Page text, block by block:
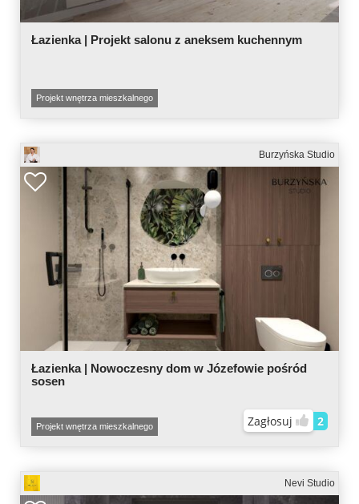
Łazienka | Projekt salonu z aneksem kuchennym
Projekt wnętrza mieszkalnego
Burzyńska Studio
Łazienka | Nowoczesny dom w Józefowie pośród
sosen
Projekt wnętrza mieszkalnego Zagłosuj 2
Nevi Studio